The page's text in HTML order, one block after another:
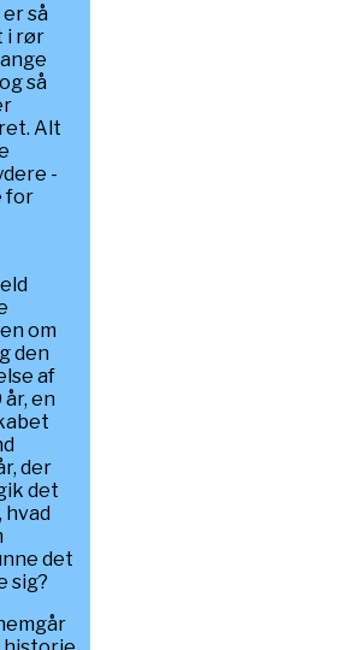
så
i rør
så
Alt
-
for
om
den
af
en
der
det
hvad
det
sig?